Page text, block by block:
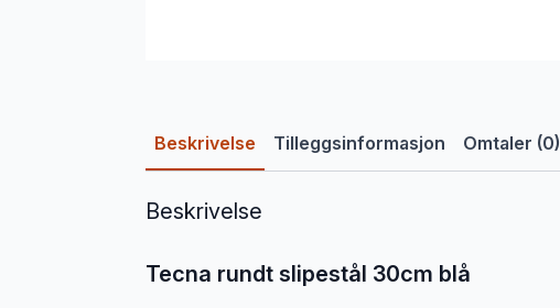
Beskrivelse Tilleggsinformasjon Omtaler (0)
Beskrivelse
Tecna rundt slipestål 30cm blå